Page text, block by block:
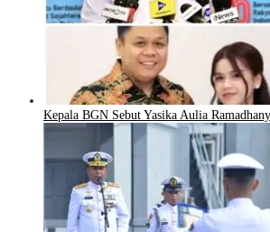
Kepala BGN Sebut Yasika Aulia